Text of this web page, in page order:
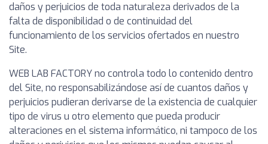
daños y perjuicios de toda naturaleza derivados de la
falta de disponibilidad o de continuidad del
funcionamiento de los servicios ofertados en nuestro
Site.
WEB LAB FACTORY no controla todo lo contenido dentro
del Site, no responsabilizándose así de cuantos daños y
perjuicios pudieran derivarse de la existencia de cualquier
tipo de virus u otro elemento que pueda producir
alteraciones en el sistema informático, ni tampoco de los